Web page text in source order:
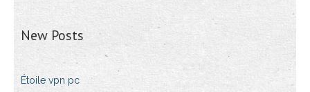
New Posts
Étoile vpn pc